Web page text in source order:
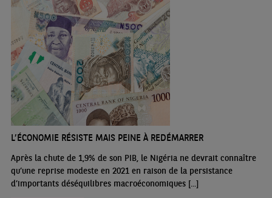
L’ÉCONOMIE RÉSISTE MAIS PEINE À REDÉMARRER
Après la chute de 1,9% de son PIB, le Nigéria ne devrait connaître
qu’une reprise modeste en 2021 en raison de la persistance
d’importants déséquilibres macroéconomiques [...]